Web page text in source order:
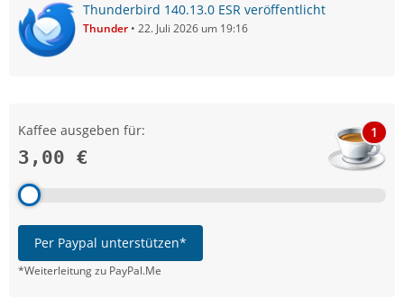
Thunderbird 140.13.0 ESR veröffentlicht
Thunder 22. Juli 2026 um 19:16
Kaffee ausgeben für:
3,00 €
1
Per Paypal unterstützen*
*Weiterleitung zu PayPal.Me